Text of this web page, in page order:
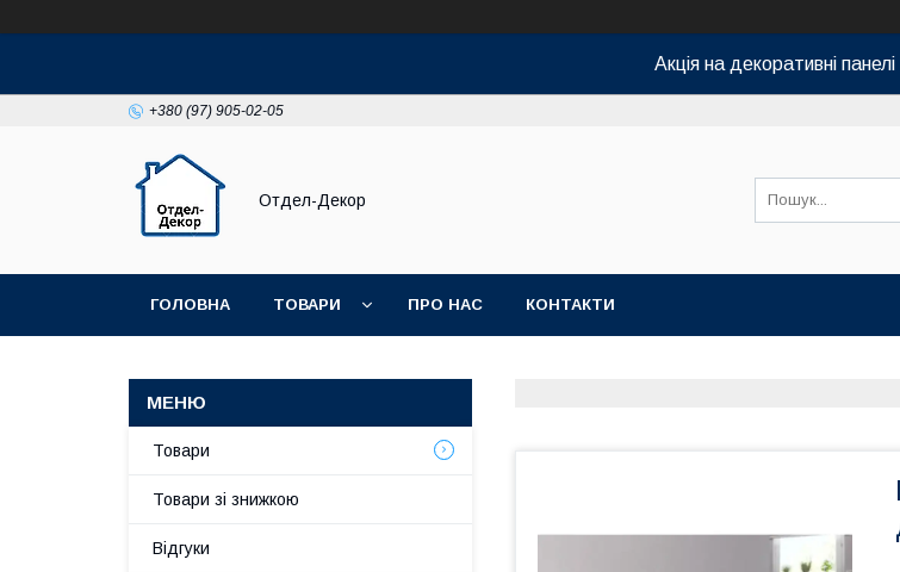
Акція на декоративні
+380 (97) 905-02-05
Отдел-Декор
ГОЛОВНА ТОВАРИ ПРО НАС КОНТАКТИ
Товари
Товари зі знижкою
Відгуки